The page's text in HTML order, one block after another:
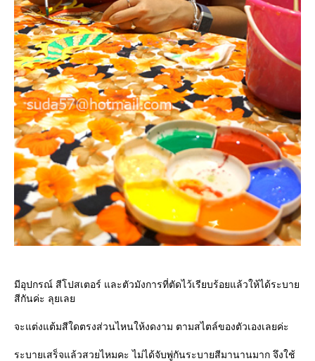
มีอุปกรณ์ สีโปสเตอร์ และตัวมังการที่ตัดไว้เรียบร้อยแล้วให้ได้ระบา
สีกันค่ะ ลุยเล
จะแต่งแต้มสีใดตรงส่วนไหนให้งดงาม ตามสไตล์ของตัวเองเลยค่ะ
ระบายเสร็จแล้วสวยไหมคะ ไม่ได้จับพู่กันระบายสีมานานมาก จึงใช้